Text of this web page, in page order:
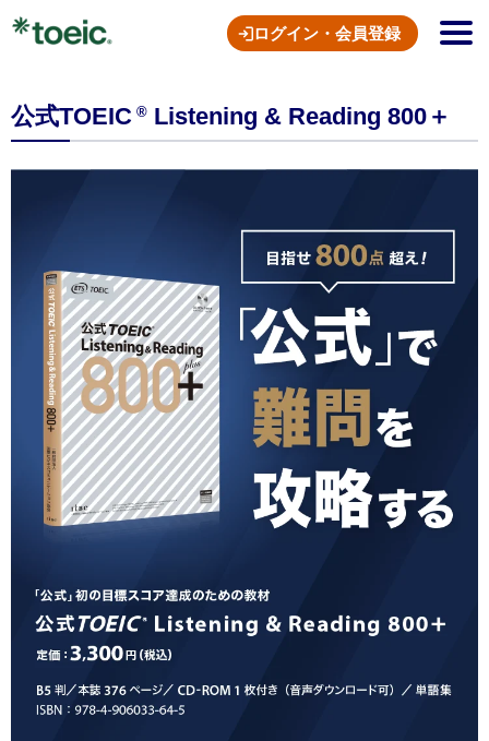
ログイン・会員登録
公式TOEIC ®Listening & Reading 800＋